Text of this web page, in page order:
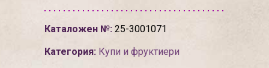
Каталожен №: 25-3001071
Категория: Купи и фруктиери